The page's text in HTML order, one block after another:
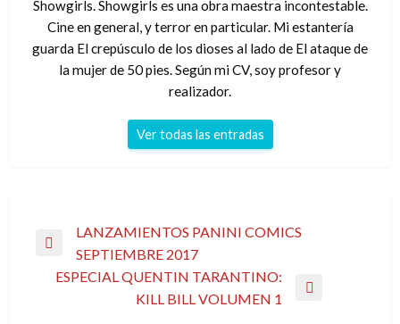
Showgirls. Showgirls es una obra maestra incontestable.
Cine en general, y terror en particular. Mi estantería
guarda El crepúsculo de los dioses al lado de El ataque de
la mujer de 50 pies. Según mi CV, soy profesor y
realizador.
Ver todas las entradas
Navegación
entradas
Entrada
anterior
LANZAMIENTOS PANINI COMICS
SEPTIEMBRE 2017
ESPECIAL QUENTIN TARANTINO:
KILL BILL VOLUMEN 1